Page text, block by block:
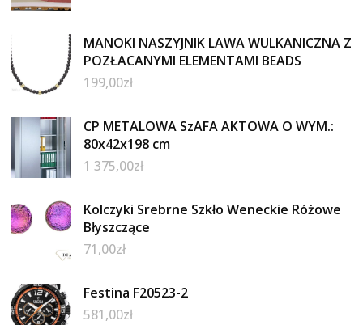
MANOKI NASZYJNIK LAWA WULKANICZNA Z
POZŁACANYMI ELEMENTAMI BEADS
199,00zł
CP METALOWA SzAFA AKTOWA O WYM.:
80x42x198 cm
1 375,00zł
Kolczyki Srebrne Szkło Weneckie Różowe
Błyszczące
71,00zł
Festina F20523-2
581,00zł